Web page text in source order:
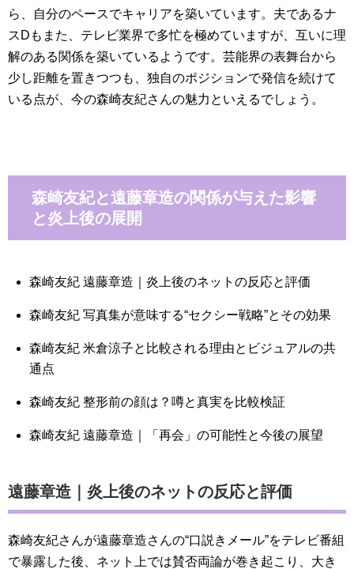
ら、自分のペースでキャリアを築いています。夫であるナ
スDもまた、テレビ業界で多忙を極めていますが、互いに理
解のある関係を築いているようです。芸能界の表舞台から
少し距離を置きつつも、独自のポジションで発信を続けて
いる点が、今の森崎友紀さんの魅力といえるでしょう。
森崎友紀と遠藤章造の関係が与えた影響
と炎上後の展開
森崎友紀 遠藤章造｜炎上後のネットの反応と評価
森崎友紀 写真集が意味する“セクシー戦略”とその効果
森崎友紀 米倉涼子と比較される理由とビジュアルの共
通点
森崎友紀 整形前の顔は？噂と真実を比較検証
森崎友紀 遠藤章造｜「再会」の可能性と今後の展望
遠藤章造｜炎上後のネットの反応と評価
森崎友紀さんが遠藤章造さんの“口説きメール”をテレビ番組
で暴露した後、ネット上では賛否両論が巻き起こり、大き